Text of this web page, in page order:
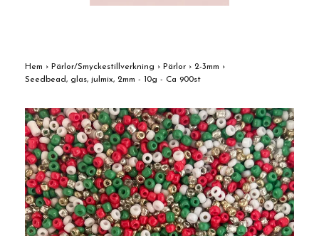
Hem › Pärlor/Smyckestillverkning › Pärlor › 2-3mm ›
Seedbead, glas, julmix, 2mm - 10g - Ca 900st